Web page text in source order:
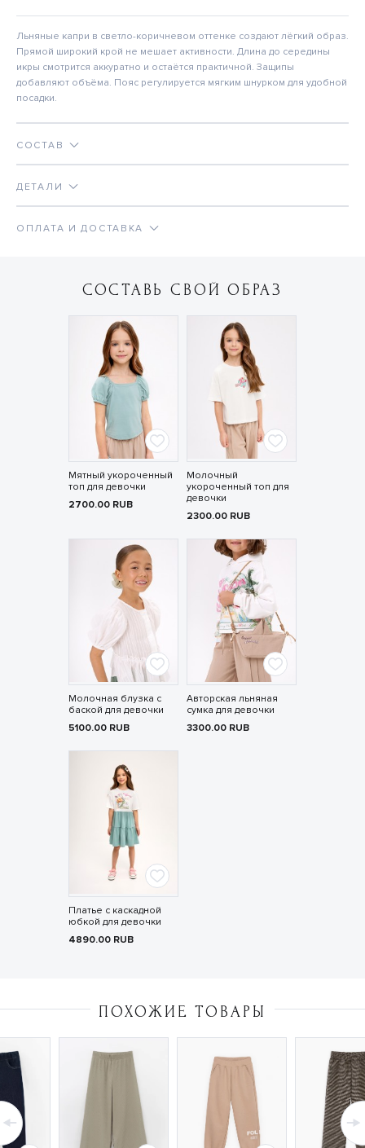
Льняные капри в светло-коричневом оттенке создают лёгкий образ.
Прямой широкий крой не мешает активности. Длина до середины
икры смотрится аккуратно и остаётся практичной. Защипы
добавляют объёма. Пояс регулируется мягким шнурком для удобной
посадки.
СОСТАВ
ДЕТАЛИ
ОПЛАТА И ДОСТАВКА
СОСТАВЬ СВОЙ ОБРАЗ
Мятный укороченный
топ для девочки
2700.00 RUB
Молочный
укороченный топ для
девочки
2300.00 RUB
Молочная блузка с
баской для девочки
5100.00 RUB
Авторская льняная
сумка для девочки
3300.00 RUB
Платье с каскадной
юбкой для девочки
4890.00 RUB
ПОХОЖИЕ ТОВАРЫ